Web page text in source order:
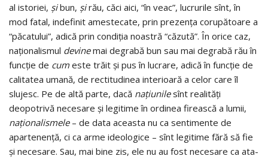
al istoriei, şibun, şirău, căci aici, “în veac”, lucrurile sînt, în
mod fatal, indefinit amestecate, prin prezenţa corupătoare a
“păcatului”, adică prin con­di­ţia noastră “căzută”. În orice caz,
naţionalismul devinemai degrabă bun sau mai degrabă rău în
funcţie de cum este trăit şi pus în lucrare, adică în funcţie de
calitatea umană, de rectitudinea interioară a celor care îl
slujesc. Pe de altă parte, dacă na­ţiunilesînt realităţi
deopotrivă necesare şi legitime în or­di­nea firească a lumii,
naţionalismele– de data aceasta nu ca sentimente de
aparte­nen­ţă, ci ca arme ideologice – sînt legi­ti­me fără să fie
şi necesare. Sau, mai bine zis, ele nu au fost necesare ca ata­